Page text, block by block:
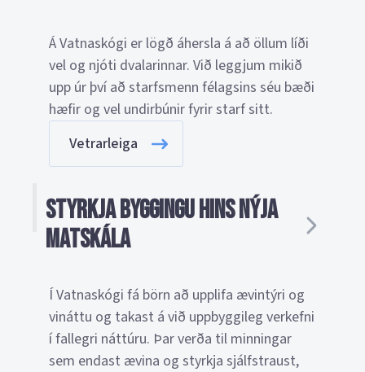
Á Vatnaskógi er lögð áhersla á að öllum líði
vel og njóti dvalarinnar. Við leggjum mikið
upp úr því að starfsmenn félagsins séu bæði
hæfir og vel undirbúnir fyrir starf sitt.
Vetrarleiga
Styrkja byggingu hins nýja
matskála
Í Vatnaskógi fá börn að upplifa ævintýri og
vináttu og takast á við uppbyggileg verkefni
í fallegri náttúru. Þar verða til minningar
sem endast ævina og styrkja sjálfstraust,